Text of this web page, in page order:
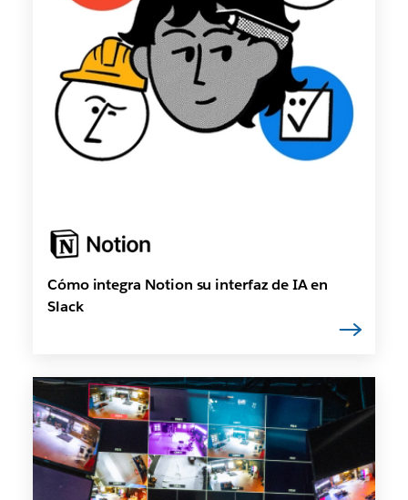
Cómo integra Notion su interfaz de IA en
Slack